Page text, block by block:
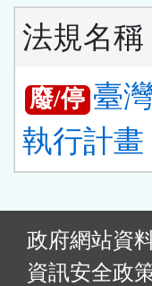
法規名稱
廢/停 臺
執行計畫
政府網站資
資訊安全政